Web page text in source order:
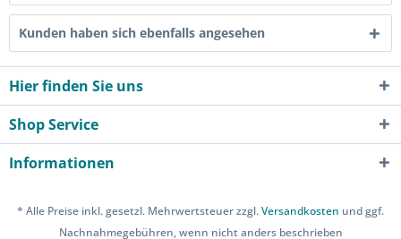
Kunden haben sich ebenfalls angesehen
Hier finden Sie uns
Shop Service
Informationen
* Alle Preise inkl. gesetzl. Mehrwertsteuer zzgl.Versandkosten und ggf.
Nachnahmegebühren, wenn nicht anders beschrieben